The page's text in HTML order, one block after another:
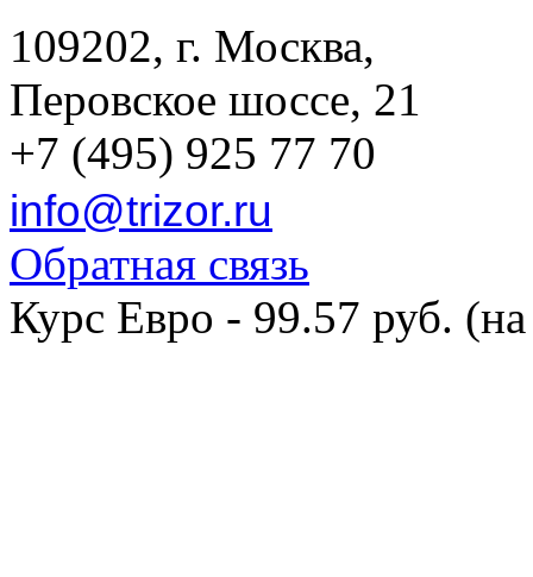
109202, г. Москва,
Перовское шоссе, 21
+7 (495) 925 77 70
info@trizor.ru
Обратная связь
Курс Евро - 99.57 руб.